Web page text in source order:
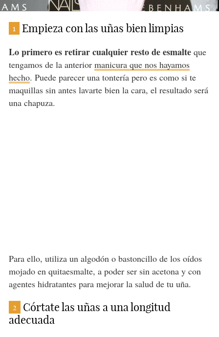
1 Empieza con las uñas bien limpias
Lo primero es retirar cualquier resto de esmalteque
tengamos de la anterior manicura que nos hayamos
hecho. Puede parecer una tontería pero es como si te
maquillas sin antes lavarte bien la cara, el resultado será
una chapuza.
Para ello, utiliza un algodón o bastoncillo de los oídos
mojado en quitaesmalte, a poder ser sin acetona y con
agentes hidratantes para mejorar la salud de tu uña.
2
Córtate las uñas a una longitud
adecuada